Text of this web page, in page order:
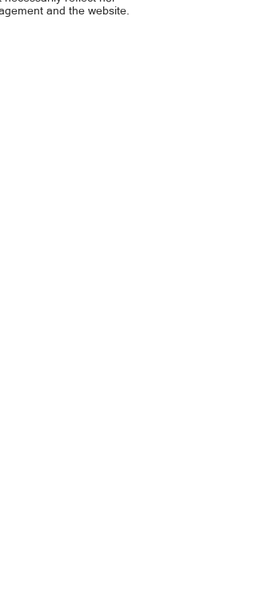
and the website.